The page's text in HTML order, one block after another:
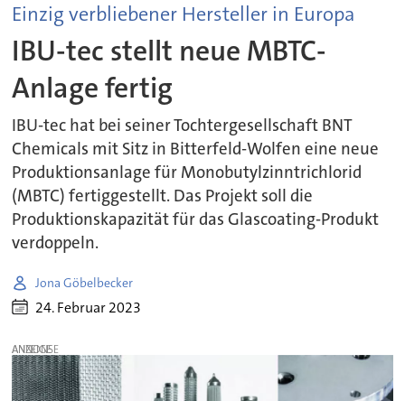
Einzig verbliebener Hersteller in Europa
IBU-tec stellt neue MBTC-
Anlage fertig
IBU-tec hat bei seiner Tochtergesellschaft BNT
Chemicals mit Sitz in Bitterfeld-Wolfen eine neue
Produktionsanlage für Monobutylzinntrichlorid
(MBTC) fertiggestellt. Das Projekt soll die
Produktionskapazität für das Glascoating-Produkt
verdoppeln.
Jona Göbelbecker
24. Februar 2023
ANZEIGE